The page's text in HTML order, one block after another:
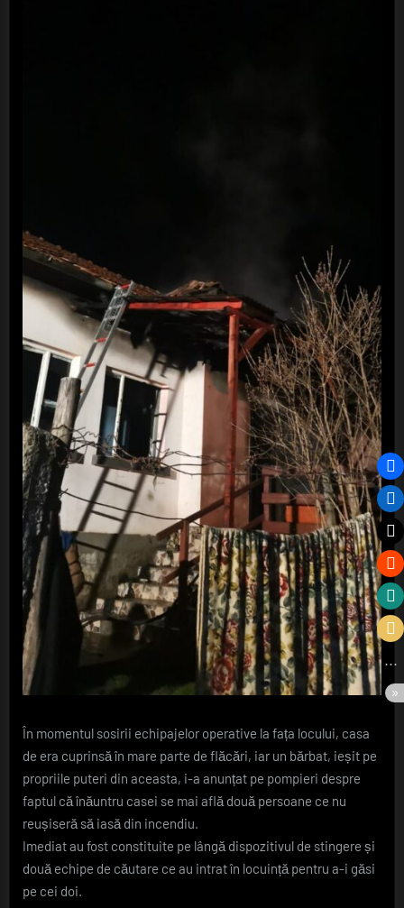
În momentul sosirii echipajelor operative la fața locului, casa
de era cuprinsă în mare parte de flăcări, iar un bărbat, ieșit pe
propriile puteri din aceasta, i-a anunțat pe pompieri despre
faptul că înăuntru casei se mai află două persoane ce nu
reușiseră să iasă din incendiu.
Imediat au fost constituite pe lângă dispozitivul de stingere și
două echipe de căutare ce au intrat în locuință pentru a-i găsi
pe cei doi.